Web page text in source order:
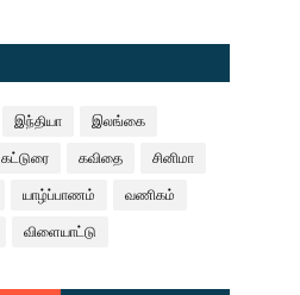
இந்தியா இலங்கை
கட்டுரை கவிதை சினிமா
யாழ்ப்பாணம் வணிகம்
விளையாட்டு